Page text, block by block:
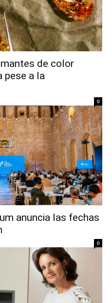
de color
pese a la
0
anuncia las fechas
0